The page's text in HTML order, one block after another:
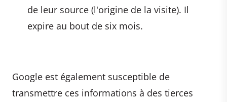
de leur source (l'origine de la visite). Il
expire au bout de six mois.
Google est également susceptible de
transmettre ces informations à des tierces